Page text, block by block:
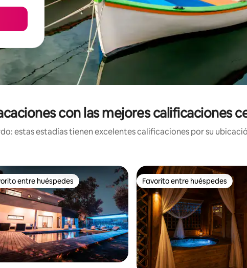
con las mejores calificaciones
estas estadías tienen excelentes calificaciones por su
entre huéspedes
entre huéspedes Favorito entre huéspedes
Favorito entre huéspedes